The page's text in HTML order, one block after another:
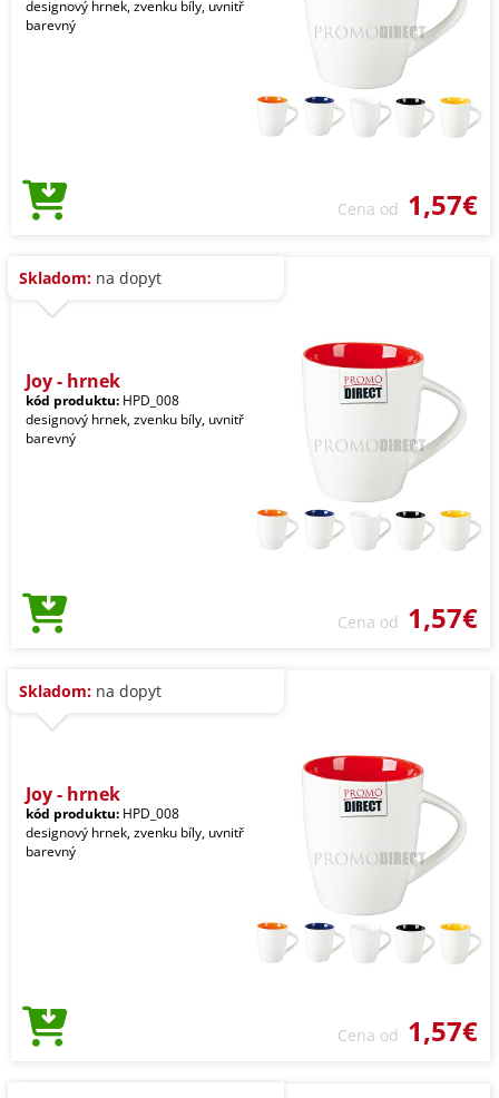
designový hrnek, zvenku bíly, uvnitř
barevný
Cena od 1,57€
Skladom: na dopyt
Joy - hrnek
kód produktu: HPD_008
designový hrnek, zvenku bíly, uvnitř
barevný
Cena od 1,57€
Skladom: na dopyt
Joy - hrnek
kód produktu: HPD_008
designový hrnek, zvenku bíly, uvnitř
barevný
Cena od 1,57€